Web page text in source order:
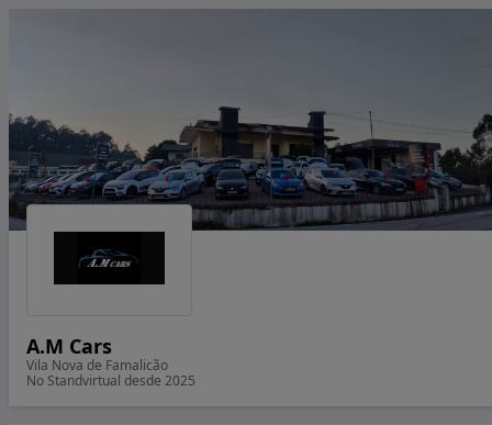
A.M Cars
Vila Nova de Famalicão
No Standvirtual desde 2025